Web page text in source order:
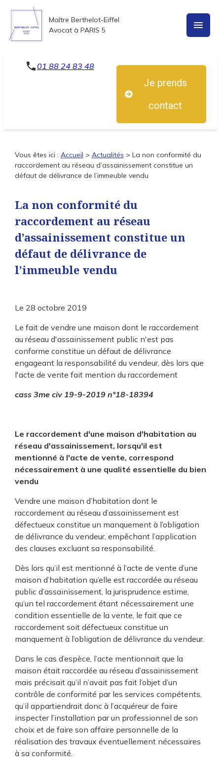
Maître Berthelot-Eiffel
Avocat à PARIS 5
menu
phone 01 88 24 83 48
Je prends
contact
Vous êtes ici : Accueil > Actualités > La non conformité du
raccordement au réseau d’assainissement constitue un
défaut de délivrance de l’immeuble vendu
La non conformité du
raccordement au réseau
d’assainissement constitue un
défaut de délivrance de
l’immeuble vendu
Le 28 octobre 2019
Le fait de vendre une maison dont le raccordement
au réseau d'assainissement public n'est pas
conforme constitue un défaut de délivrance
engageant la responsabilité du vendeur, dès lors que
l'acte de vente fait mention du raccordement
cass 3me civ 19-9-2019 n°18-18394
Le raccordement d'une maison d'habitation au
réseau d'assainissement, lorsqu'il est
mentionné à l'acte de vente, correspond
nécessairement à une qualité essentielle du bien
vendu
Vendre une maison d’habitation dont le
raccordement au réseau d’assainissement est
défectueux constitue un manquement à l’obligation
de délivrance du vendeur, empêchant l’application
des clauses excluant sa responsabilité.
Dès lors qu’il est mentionné à l’acte de vente d’une
maison d’habitation qu’elle est raccordée au réseau
public d’assainissement, la jurisprudence estime,
qu’un tel raccordement étant nécessairement une
condition essentielle de la vente, le fait que ce
raccordement soit défectueux constitue un
manquement à l’obligation de délivrance du vendeur.
Dans le cas d’espèce, l’acte mentionnait que la
maison était raccordée au réseau d’assainissement
mais précisait qu’il n’avait pas fait l’objet d’un
contrôle de conformité par les services compétents,
qu’il appartiendrait donc à l’acquéreur de faire
inspecter l’installation par un professionnel de son
choix et de faire son affaire personnelle de la
réalisation des travaux éventuellement nécessaires
à sa conformité.
Panneau de gestion des cookies